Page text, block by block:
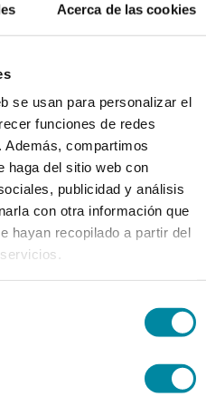
Acerca de las cookies
se usan para personalizar el
funciones de redes
compartimos
haga del sitio web con
publicidad y análisis
con otra información que
hayan recopilado a partir del
VIDRIO P28